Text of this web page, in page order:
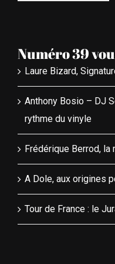
Numéro 39
Laure Bizard,
Anthony Bosio – DJ
rythme du vinyle
Frédérique Berrod, la
A Dole, aux origines
Tour de France : le